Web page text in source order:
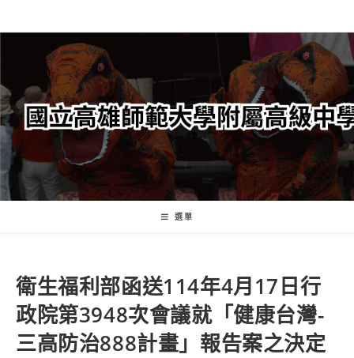
轉
要
內
容
選單
衛生福利部函送114年4月17日行
政院第3948次會議就「健康台灣-
三高防治888計畫」報告案之決定